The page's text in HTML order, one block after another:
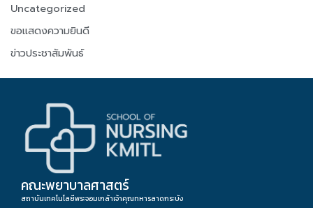
Uncategorized
ขอแสดงความยินดี
ข่าวประชาสัมพันธ์
คณะพยาบาลศาสตร์
สถาบันเทคโนโลยีพระจอมเกล้าเจ้าคุณทหารลาดกระบัง